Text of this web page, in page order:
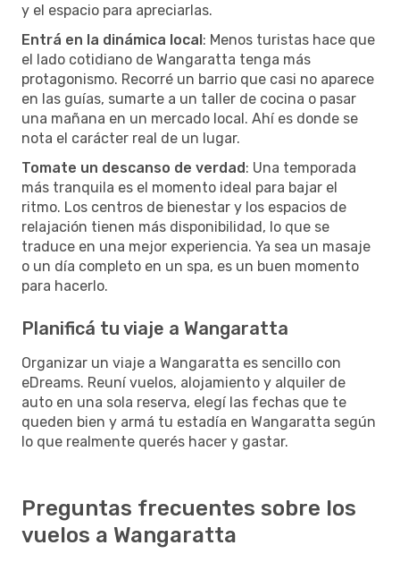
y el espacio para apreciarlas.
Entrá en la dinámica local: Menos turistas hace que
el lado cotidiano de Wangaratta tenga más
protagonismo. Recorré un barrio que casi no aparece
en las guías, sumarte a un taller de cocina o pasar
una mañana en un mercado local. Ahí es donde se
nota el carácter real de un lugar.
Tomate un descanso de verdad: Una temporada
más tranquila es el momento ideal para bajar el
ritmo. Los centros de bienestar y los espacios de
relajación tienen más disponibilidad, lo que se
traduce en una mejor experiencia. Ya sea un masaje
o un día completo en un spa, es un buen momento
para hacerlo.
Planificá tu viaje a Wangaratta
Organizar un viaje a Wangaratta es sencillo con
eDreams. Reuní vuelos, alojamiento y alquiler de
auto en una sola reserva, elegí las fechas que te
queden bien y armá tu estadía en Wangaratta según
lo que realmente querés hacer y gastar.
Preguntas frecuentes sobre los
vuelos a Wangaratta